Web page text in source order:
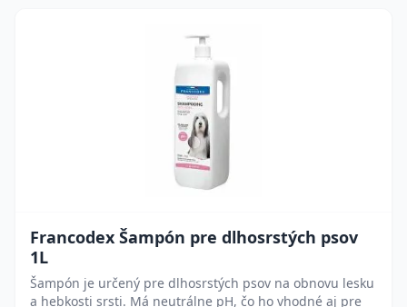
Francodex Šampón pre dlhosrstých psov
1L
Šampón je určený pre dlhosrstých psov na obnovu lesku
a hebkosti srsti. Má neutrálne pH, čo ho vhodné aj pre